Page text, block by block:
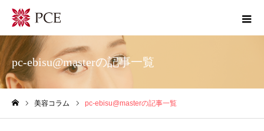
pc-ebisu@masterの記事一覧
美容コラム pc-ebisu@masterの記事一覧